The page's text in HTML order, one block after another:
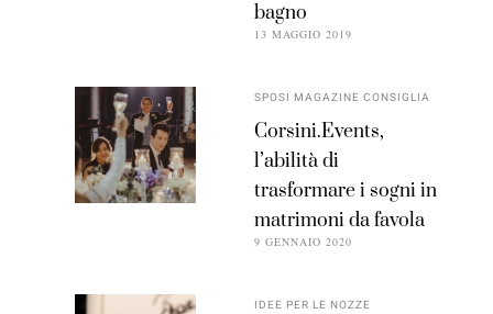
bagno
13 MAGGIO 2019
SPOSI MAGAZINE CONSIGLIA
Corsini.Events,
l’abilità di
trasformare i sogni in
matrimoni da favola
9 GENNAIO 2020
IDEE PER LE NOZZE